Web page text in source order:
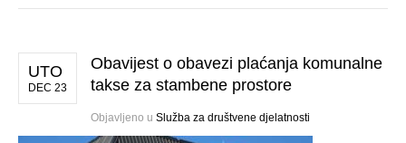
UTO
DEC 23
Obavijest o obavezi plaćanja komunalne
takse za stambene prostore
Objavljeno u Služba za društvene djelatnosti